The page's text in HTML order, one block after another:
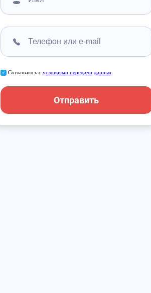
Соглашаюсь с условиями передачи данных
Отправить